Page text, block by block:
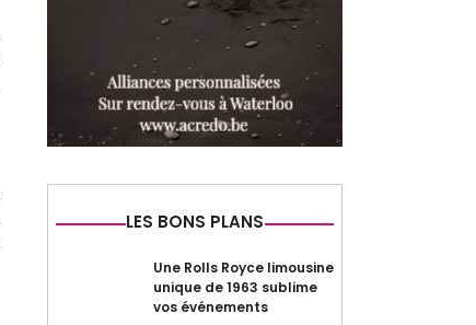
LES BONS PLANS
Une Rolls Royce limousine
unique de 1963 sublime
vos événements